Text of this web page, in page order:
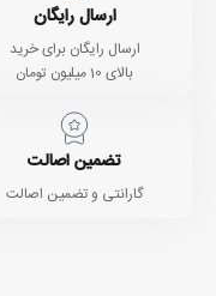
ارسال رایگان
ارسال رایگان برای خرید
بالای 10 میلیون تومان
تضمین اصالت
گارانتی و تضمین اصالت